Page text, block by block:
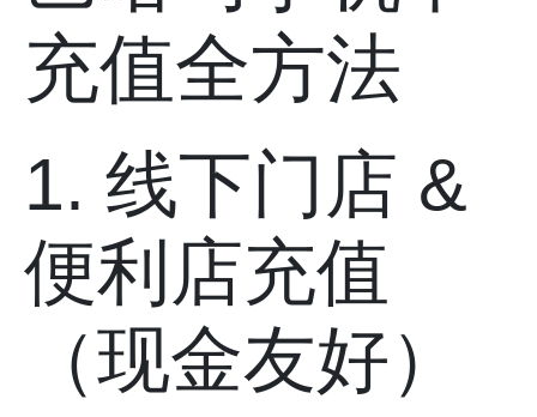
充值全方法
1. 线下门店 &
便利店充值
（现金友好）